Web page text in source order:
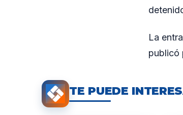
La
publicó
TE PUEDE